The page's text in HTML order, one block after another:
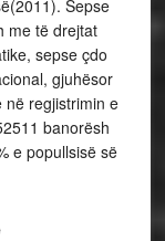
Sepse
me të drejtat
sepse çdo
gjuhësor
në regjistrimin e
banorësh
e popullsisë së